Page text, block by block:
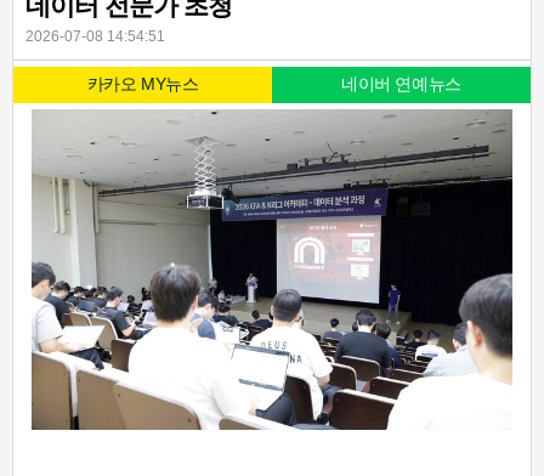
데이터 전문가 초청
2026-07-08 14:54:51
카카오 MY뉴스 네이버 연예뉴스